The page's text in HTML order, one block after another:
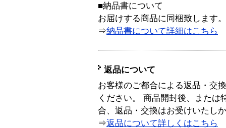
■納品書について
お届けする商品に同梱致します。
⇒納品書について詳細はこちら
返品について
お客様のご都合による返品・交
ください。 商品開封後、または
合、返品・交換はお受けいたし
⇒返品について詳しくはこちら